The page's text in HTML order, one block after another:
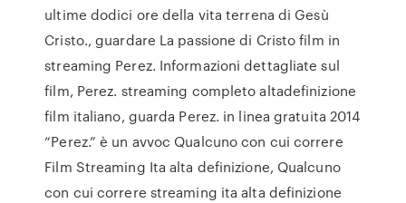
ultime dodici ore della vita terrena di Gesù
Cristo., guardare La passione di Cristo film in
streaming Perez. Informazioni dettagliate sul
film, Perez. streaming completo altadefinizione
film italiano, guarda Perez. in linea gratuita 2014
“Perez.” è un avvoc Qualcuno con cui correre
Film Streaming Ita alta definizione, Qualcuno
con cui correre streaming ita alta definizione